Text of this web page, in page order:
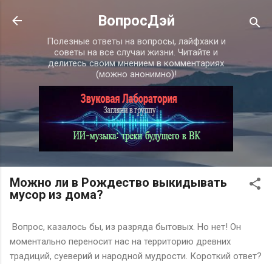
К основному контенту
ВопросДэй
Полезные ответы на вопросы, лайфхаки и
советы на все случаи жизни. Читайте и
делитесь своим мнением в комментариях
(можно анонимно)!
Можно ли в Рождество выкидывать
мусор из дома?
Вопрос, казалось бы, из разряда бытовых. Но нет! Он
моментально переносит нас на территорию древних
традиций, суеверий и народной мудрости. Короткий ответ?